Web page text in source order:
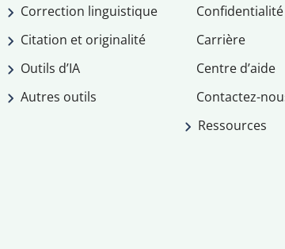
Correction linguistique
Citation et originalité
Outils d’IA
Autres outils
Confidentialité
Carrière
Centre d’aide
Contactez-
Ressources